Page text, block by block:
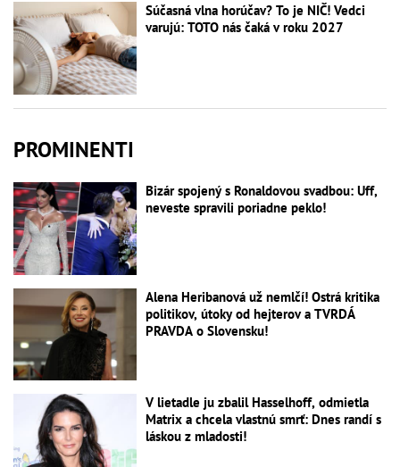
Súčasná vlna horúčav? To je NIČ! Vedci
varujú: TOTO nás čaká v roku 2027
PROMINENTI
Bizár spojený s Ronaldovou svadbou: Uff,
neveste spravili poriadne peklo!
Alena Heribanová už nemlčí! Ostrá kritika
politikov, útoky od hejterov a TVRDÁ
PRAVDA o Slovensku!
V lietadle ju zbalil Hasselhoff, odmietla
Matrix a chcela vlastnú smrť: Dnes randí s
láskou z mladosti!